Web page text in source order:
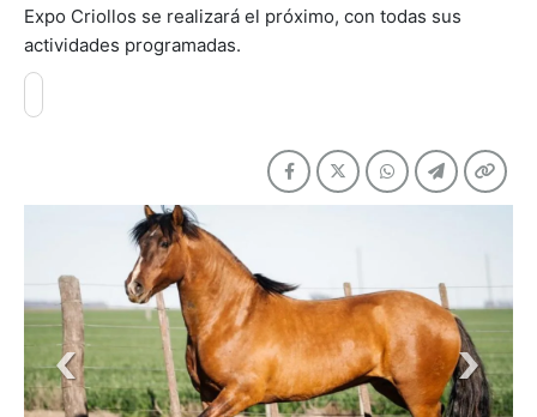
Expo Criollos se realizará el próximo, con todas sus
actividades programadas.